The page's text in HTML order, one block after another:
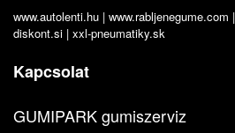
www.autolenti.hu | www.rabljenegume.com |
diskont.si | xxl-pneumatiky.sk
Kapcsolat
GUMIPARK gumiszerviz